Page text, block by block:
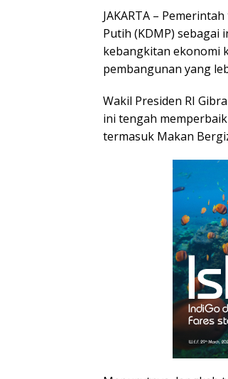
JAKARTA –
Putih (KDMP)
kebangkitan ekonomi
pembangunan yang
Wakil Presiden RI
ini tengah
termasuk Makan